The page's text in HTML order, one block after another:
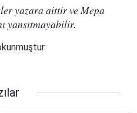
yazara aittir ve Mepa
yansıtmayabilir.